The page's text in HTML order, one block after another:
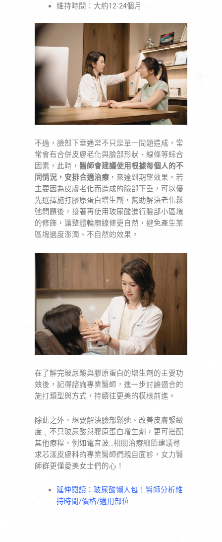
維持時間：大約12-24個月
不過，臉部下垂通常不只是單一問題造成，常
常會有合併皮膚老化與臉部形狀、線條等綜合
因素，此時， 醫師會建議使用根據每個人的不
同情況，安排合適治療 ，來達到期望效果。若
主要因為皮膚老化而造成的臉部下垂，可以優
先選擇施打膠原蛋白增生劑，幫助解決老化鬆
弛問題後，接著再使用玻尿酸進行臉部小區塊
的修飾，讓整體輪廓線條更自然，避免產生某
區塊過度澎潤、不自然的效果。
在了解完玻尿酸與膠原蛋白的增生劑的主要功
效後，記得諮詢專業醫師，進一步討論適合的
施打類型與方式，持續往更美的模樣前進。
除此之外，想要解決臉部鬆弛、改善皮膚緊緻
度﹐不只玻尿酸與膠原蛋白增生劑，更可搭配
其他療程，例如電音波…相關治療細節建議尋
求芯漾皮膚科的專業醫師們親自面診，女力醫
師群更懂愛美女士們的心！
延伸閱讀： 玻尿酸懶人包！醫師分析維
持時間/價格/適用部位